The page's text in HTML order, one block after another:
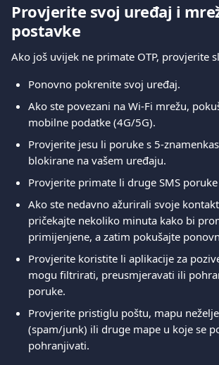
Provjerite svoj uređaj i
postavke
Ako još uvijek ne primate OTP, provjerite
Ponovno pokrenite svoj uređaj.
Ako ste povezani na Wi-Fi mrežu,
mobilne podatke (4G/5G).
Provjerite jesu li poruke s 5-
blokirane na vašem uređaju.
Provjerite primate li druge SMS
Ako ste nedavno ažurirali svoje
pričekajte nekoliko minuta kako bi
primijenjene, a zatim pokušajte
Provjerite koristite li aplikacije za
mogu filtrirati, preusmjeravati ili
poruke.
Provjerite pristiglu poštu, mapu
(spam/junk) ili druge mape u koje se
pohranjivati.